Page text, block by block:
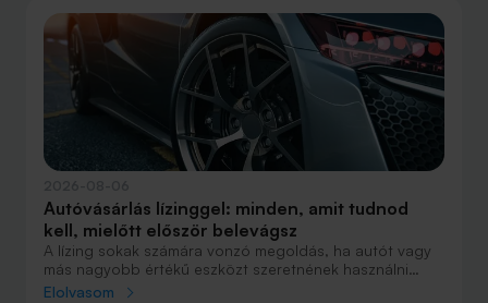
csak teheti, annak mindenképpen megéri a
lakásvásárlás. De mi a helyzet akkor, ha inkább a
múltbéli adatokra koncentrálunk? Hogyan áll ma valaki,
aki 2016-ban lakást vásárolt, illetve valaki, aki a bérlés
mellett döntött, illetve jobb híján arra kényszerült?
Autóvásárlás lízinggel: minden, amit tudnod
kell, mielőtt először belevágsz
A lízing sokak számára vonzó megoldás, ha autót vagy
más nagyobb értékű eszközt szeretnének használni
anélkül, hogy azt egy összegben ki kellene fizetniük.
Elolvasom